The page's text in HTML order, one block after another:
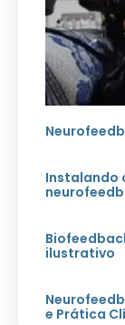
Instalando
ilustrativo
e Prática